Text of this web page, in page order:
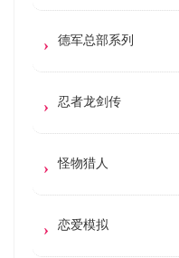
德军总部系列
忍者龙剑传
怪物猎人
恋爱模拟